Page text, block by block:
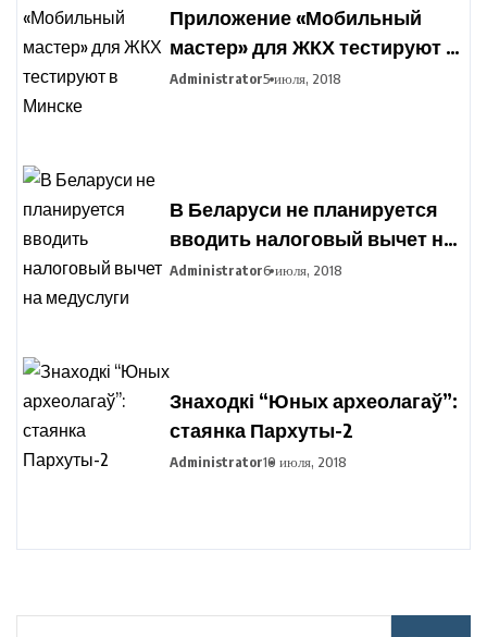
Приложение «Мобильный
мастер» для ЖКХ тестируют в
Минске
Administrator5 июля, 2018
В Беларуси не планируется
вводить налоговый вычет на
медуслуги
Administrator6 июля, 2018
Знаходкі “Юных археолагаў”:
стаянка Пархуты-2
Administrator10 июля, 2018